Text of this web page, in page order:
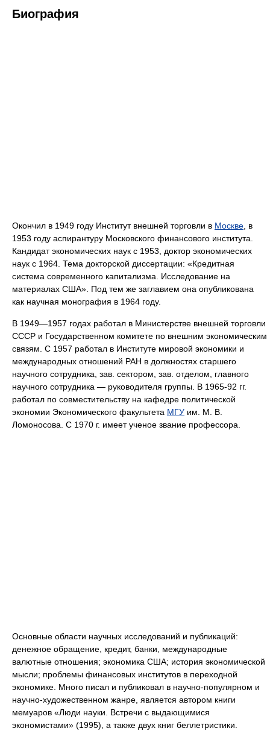
Биография
Окончил в 1949 году Институт внешней торговли в Москве , в
1953 году аспирантуру Московского финансового института.
Кандидат экономических наук с 1953, доктор экономических
наук с 1964. Тема докторской диссертации: «Кредитная
система современного капитализма. Исследование на
материалах США». Под тем же заглавием она опубликована
как научная монография в 1964 году.
В 1949—1957 годах работал в Министерстве внешней торговли
СССР и Государственном комитете по внешним экономическим
связям. С 1957 работал в Институте мировой экономики и
международных отношений РАН в должностях старшего
научного сотрудника, зав. сектором, зав. отделом, главного
научного сотрудника — руководителя группы. В 1965-92 гг.
работал по совместительству на кафедре политической
экономии Экономического факультета МГУ им. М. В.
Ломоносова. С 1970 г. имеет ученое звание профессора.
Основные области научных исследований и публикаций:
денежное обращение, кредит, банки, международные
валютные отношения; экономика США; история экономической
мысли; проблемы финансовых институтов в переходной
экономике. Много писал и публиковал в научно-популярном и
научно-художественном жанре, является автором книги
мемуаров «Люди науки. Встречи с выдающимися
экономистами» (1995), а также двух книг беллетристики.